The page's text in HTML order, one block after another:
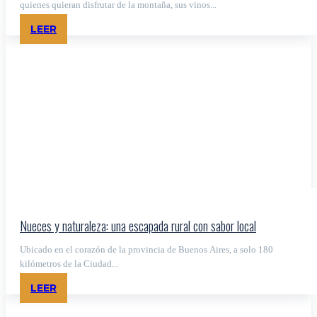
quienes quieran disfrutar de la montaña, sus vinos...
LEER
Nueces y naturaleza: una escapada rural con sabor local
Ubicado en el corazón de la provincia de Buenos Aires, a solo 180
kilómetros de la Ciudad...
LEER